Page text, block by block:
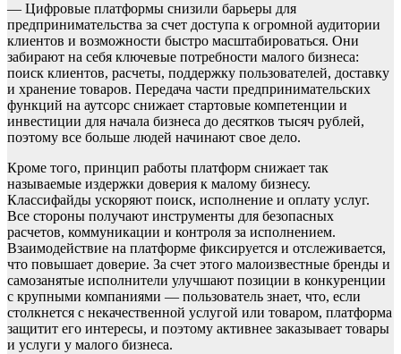
— Цифровые платформы снизили барьеры для
предпринимательства за счет доступа к огромной аудитории
клиентов и возможности быстро масштабироваться. Они
забирают на себя ключевые потребности малого бизнеса:
поиск клиентов, расчеты, поддержку пользователей, доставку
и хранение товаров. Передача части предпринимательских
функций на аутсорс снижает стартовые компетенции и
инвестиции для начала бизнеса до десятков тысяч рублей,
поэтому все больше людей начинают свое дело.
Кроме того, принцип работы платформ снижает так
называемые издержки доверия к малому бизнесу.
Классифайды ускоряют поиск, исполнение и оплату услуг.
Все стороны получают инструменты для безопасных
расчетов, коммуникации и контроля за исполнением.
Взаимодействие на платформе фиксируется и отслеживается,
что повышает доверие. За счет этого малоизвестные бренды и
самозанятые исполнители улучшают позиции в конкуренции
с крупными компаниями — пользователь знает, что, если
столкнется с некачественной услугой или товаром, платформа
защитит его интересы, и поэтому активнее заказывает товары
и услуги у малого бизнеса.